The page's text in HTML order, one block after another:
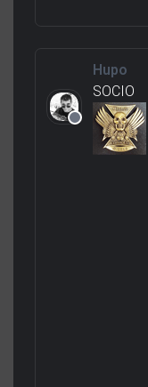
Hupo
SOCIO